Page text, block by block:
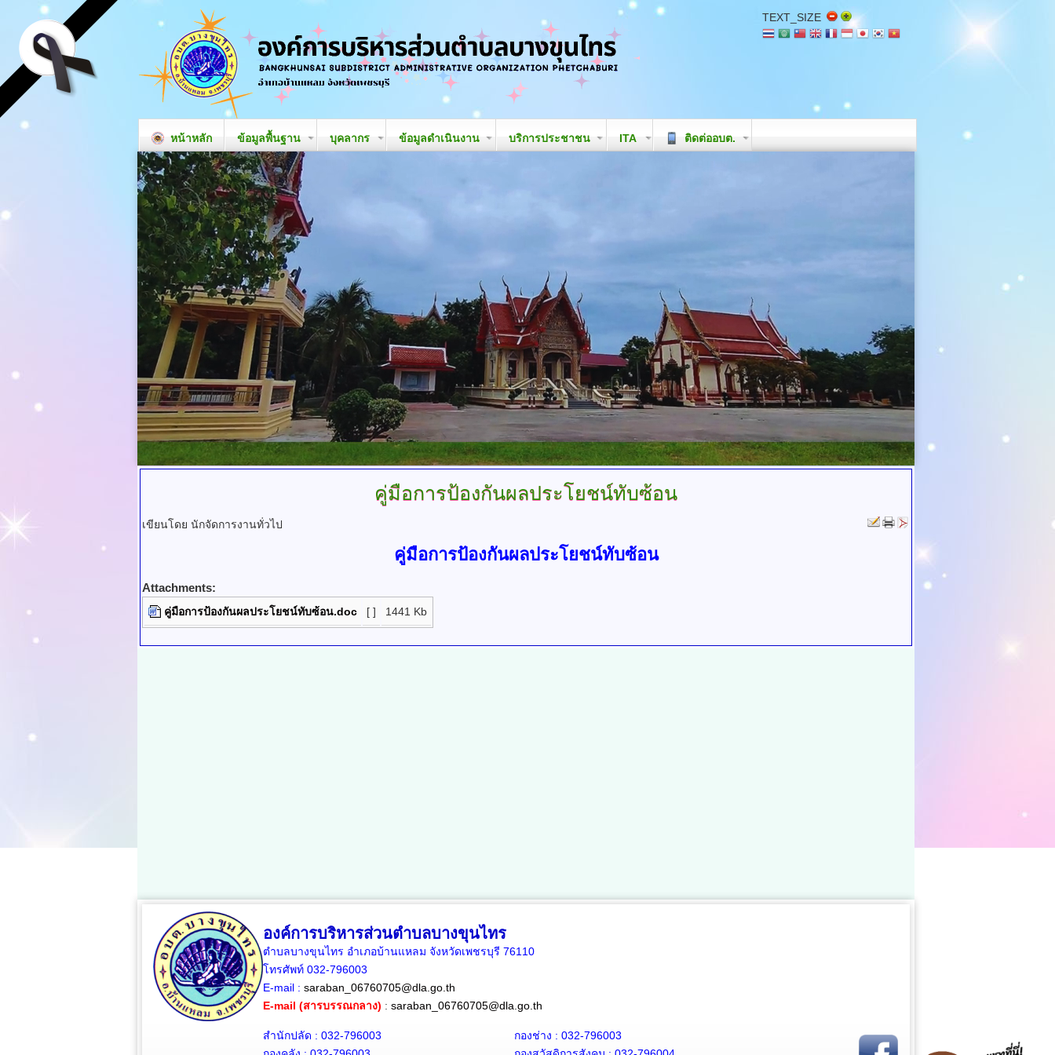
TEXT_SIZE
หน้าหลัก ข้อมูลพื้นฐาน บุคลากร ข้อมูลดำเนินงาน บริการประชาชน ITA ติดต่ออบต.
คู่มือการป้องกันผลประโยชน์ทับซ้อน
เขียนโดย นักจัดการงานทั่วไป
คู่มือการป้องกันผลประโยชน์ทับซ้อน
Attachments:
คู่มือการป้องกันผลประโยชน์ทับซ้อน.doc [ ] 1441 Kb
องค์การบริหารส่วนตำบลบางขุนไทร
ตำบลบางขุนไทร อำเภอบ้านแหลม จังหวัดเพชรบุรี 76110
โทรศัพท์ 032-796003
E-mail : saraban_06760705@dla.go.th
E-mail (สารบรรณกลาง) : saraban_06760705@dla.go.th
สำนักปลัด : 032-796003
กองช่าง : 032-796003